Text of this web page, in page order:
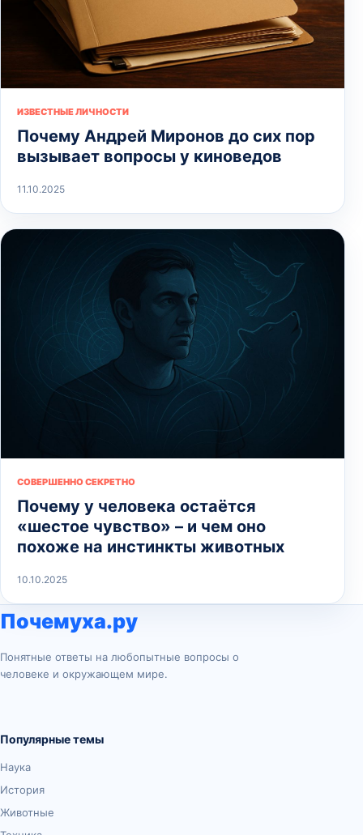
ИЗВЕСТНЫЕ ЛИЧНОСТИ
Почему Андрей Миронов до сих пор
вызывает вопросы у киноведов
11.10.2025
СОВЕРШЕННО СЕКРЕТНО
Почему у человека остаётся
«шестое чувство» – и чем оно
похоже на инстинкты животных
10.10.2025
Почемуха.ру
Понятные ответы на любопытные вопросы о
человеке и окружающем мире.
Популярные темы
Наука
История
Животные